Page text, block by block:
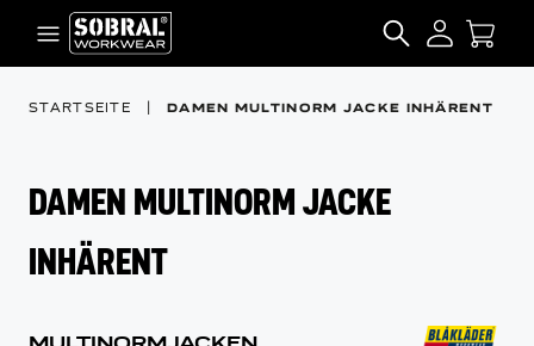
Zum Inhalt springen
SEARCH
STARTSEITE DAMEN MULTINORM JACKE INHÄRENT
DAMEN MULTINORM JACKE
INHÄRENT